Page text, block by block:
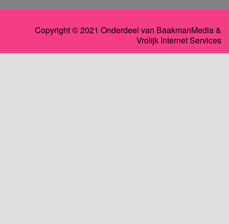
Copyright © 2021 Onderdeel van BaakmanMedia&
Vrolijk Internet Services